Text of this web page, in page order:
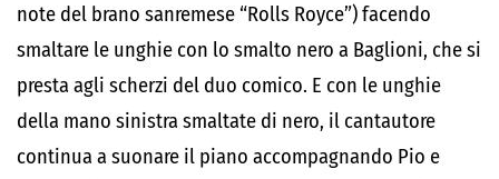
note del brano sanremese “Rolls Royce”) facendo
smaltare le unghie con lo smalto nero a Baglioni, che si
presta agli scherzi del duo comico. E con le unghie
della mano sinistra smaltate di nero, il cantautore
continua a suonare il piano accompagnando Pio e